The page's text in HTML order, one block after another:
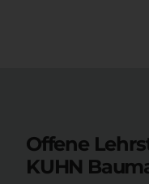
Offene
KUHN